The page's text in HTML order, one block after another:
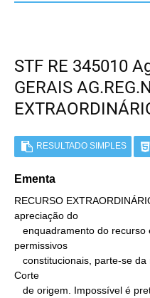
STF RE 345010
GERAIS
RESULTADO SIMPLES
Ementa
RECURSO
apreciação do
permissivos
Corte